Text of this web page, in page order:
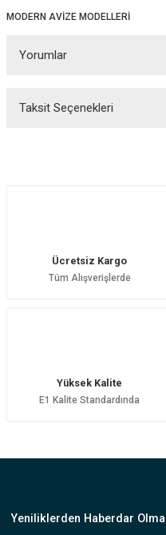
MODERN AVİZE MODELLERİ
Yorumlar
Taksit Seçenekleri
Ücretsiz Kargo
Tüm Alışverişlerde
Yüksek Kalite
E1 Kalite Standardında
Yeniliklerden Haberdar